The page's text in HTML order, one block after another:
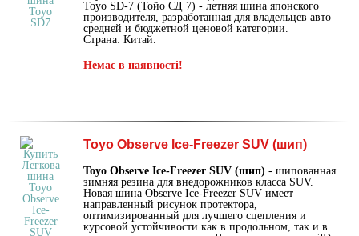
Toyo SD-7 (Тойо СД 7) - летняя шина японского
производителя, разработанная для владельцев авто
средней и бюджетной ценовой категории.
Страна: Китай.
Немає в наявності!
Toyo Observe Ice-Freezer SUV (шип)
Toyo Observe Ice-Freezer SUV (шип) - шипованная
зимняя резина для внедорожников класса SUV.
Новая шина Observe Ice-Freezer SUV имеет
направленный рисунок протектора,
оптимизированный для лучшего сцепления и
курсовой устойчивости как в продольном, так и в